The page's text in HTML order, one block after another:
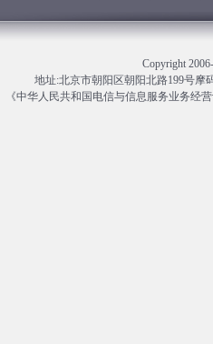
Copyright
地址:北京市朝阳区朝阳北路199号摩
《中华人民共和国电信与信息服务业务经